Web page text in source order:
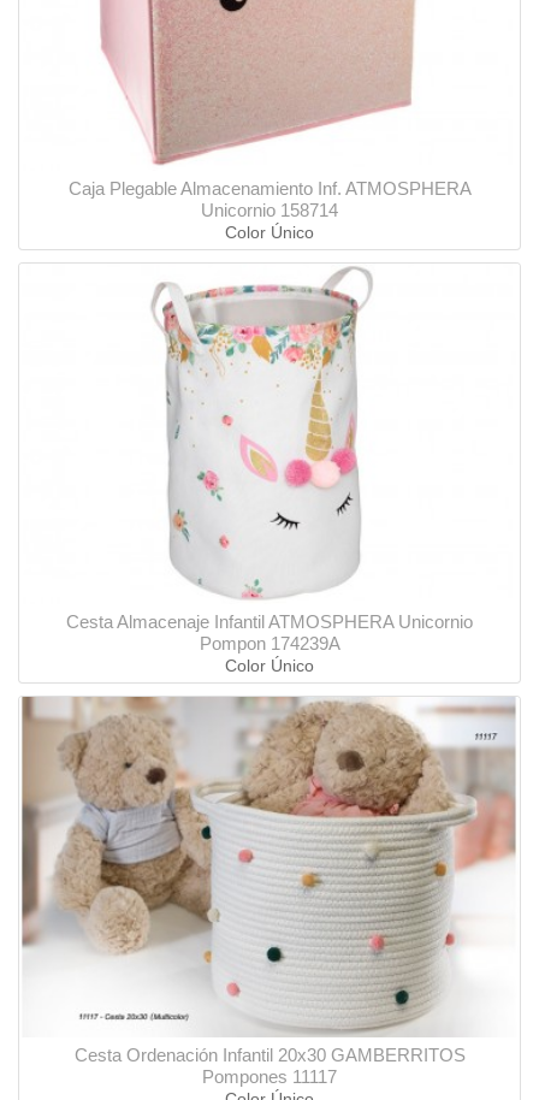
Caja Plegable Almacenamiento Inf. ATMOSPHERA
Unicornio 158714
Color Único
Cesta Almacenaje Infantil ATMOSPHERA Unicornio
Pompon 174239A
Color Único
Cesta Ordenación Infantil 20x30 GAMBERRITOS
Pompones 11117